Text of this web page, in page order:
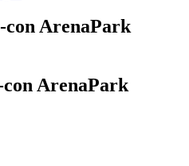
con ArenaPark
ArenaPark